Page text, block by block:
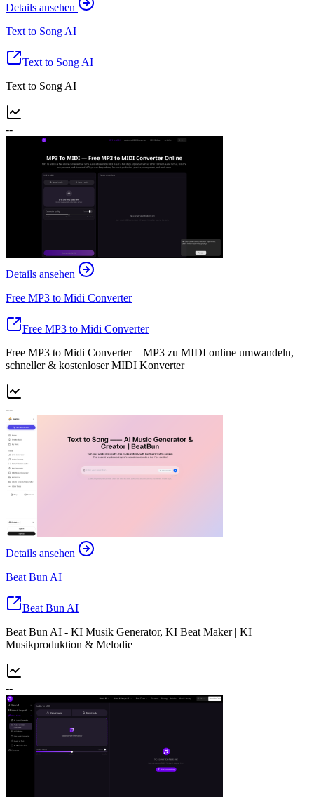
Details ansehen
Text to Song AI
Text to Song AI
Text to Song AI
--
Details ansehen
Free MP3 to Midi Converter
Free MP3 to Midi Converter
Free MP3 to Midi Converter – MP3 zu MIDI online umwandeln,
schneller & kostenloser MIDI Konverter
--
Details ansehen
Beat Bun AI
Beat Bun AI
Beat Bun AI - KI Musik Generator, KI Beat Maker | KI
Musikproduktion & Melodie
--